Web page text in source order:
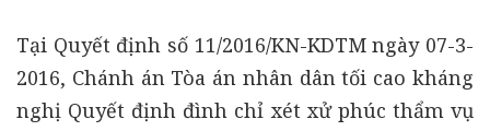
Tại Quyết định số 11/2016/KN-KDTM ngày 07-3-
2016, Chánh án Tòa án nhân dân tối cao kháng
nghị Quyết định đình chỉ xét xử phúc thẩm vụ